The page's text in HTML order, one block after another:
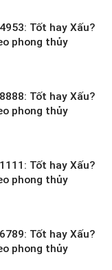
Tốt hay Xấu?
phong thủy
Tốt hay Xấu?
phong thủy
Tốt hay Xấu?
phong thủy
Tốt hay Xấu?
phong thủy